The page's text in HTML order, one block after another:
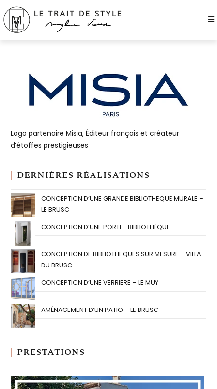
Logo partenaire Misia, Éditeur français et créateur
d’étoffes prestigieuses
DERNIÈRES RÉALISATIONS
CONCEPTION D’UNE GRANDE BIBLIOTHEQUE MURALE –
LE BRUSC
CONCEPTION D’UNE PORTE- BIBLIOTHÈQUE
CONCEPTION DE BIBLIOTHEQUES SUR MESURE – VILLA
DU BRUSC
CONCEPTION D’UNE VERRIERE – LE MUY
AMÉNAGEMENT D’UN PATIO – LE BRUSC
PRESTATIONS